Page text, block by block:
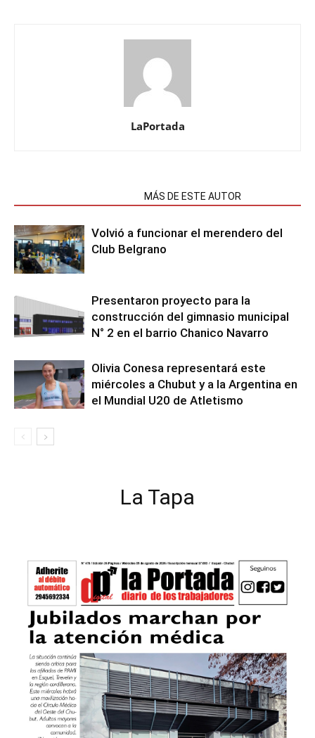
LaPortada
MÁS DE ESTE AUTOR
Volvió a funcionar el merendero del
Club Belgrano
Presentaron proyecto para la
construcción del gimnasio municipal
N° 2 en el barrio Chanico Navarro
Olivia Conesa representará este
miércoles a Chubut y a la Argentina en
el Mundial U20 de Atletismo
La Tapa